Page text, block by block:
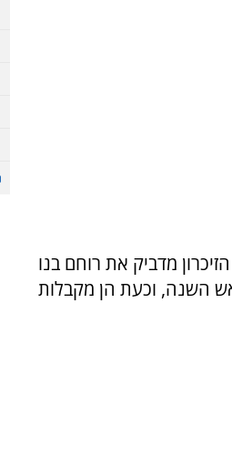
מדביק את רוחם בנו
השנה, וכעת הן מקבלות